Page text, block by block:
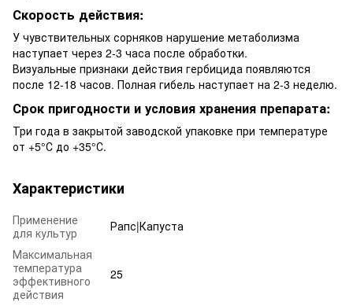
Скорость действия:
У чувствительных сорняков нарушение метаболизма
наступает через 2-3 часа после обработки.
Визуальные признаки действия гербицида появляются
после 12-18 часов. Полная гибель наступает на 2-3 неделю.
Срок пригодности и условия хранения препарата:
Три года в закрытой заводской упаковке при температуре
от +5°С до +35°С.
Характеристики
Применение
для культур
Рапс|Капуста
Максимальная
температура
эффективного
действия
25